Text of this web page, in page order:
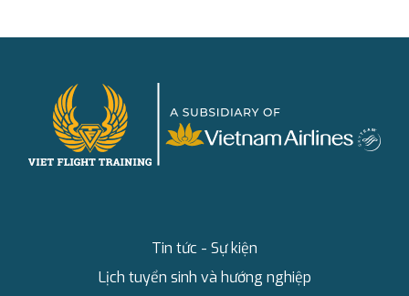
Tin tức - Sự kiện
Lịch tuyển sinh và hướng nghiệp